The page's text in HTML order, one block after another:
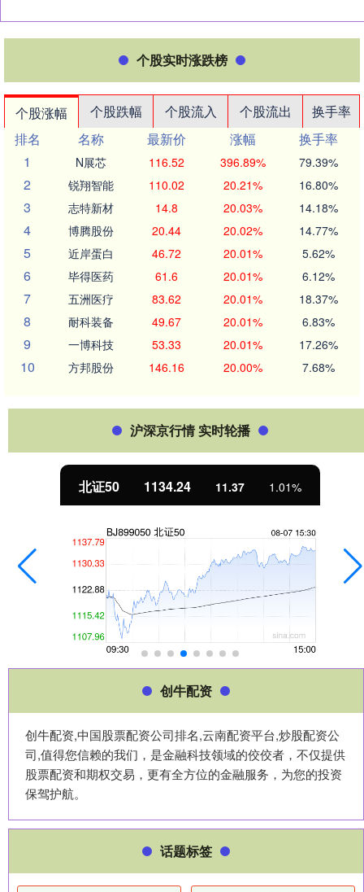
个股实时涨跌榜
个股涨幅 个股跌幅 个股流入 个股流出
换手率
排名
名称 最新价 涨幅
换手率
1
N展芯 116.52 396.89% 79.39%
2 锐翔智能 110.02 20.21% 16.80%
3 志特新材 14.8 20.03% 14.18%
4 博腾股份 20.44 20.02% 14.77%
5 近岸蛋白 46.72 20.01% 5.62%
6 毕得医药 61.6 20.01% 6.12%
7 五洲医疗 83.62 20.01% 18.37%
8 耐科装备 49.67 20.01% 6.83%
9 一博科技 53.33 20.01% 17.26%
10 方邦股份 146.16 20.00% 7.68%
沪深京行情 实时轮播
北证50 1134.24 11.37 1.01%
创牛配资
创牛配资,中国股票配资公司排名,云南配资平台,炒股配资公
司,值得您信赖的我们，是金融科技领域的佼佼者，不仅提供
股票配资和期权交易，更有全方位的金融服务，为您的投资
保驾护航。
话题标签